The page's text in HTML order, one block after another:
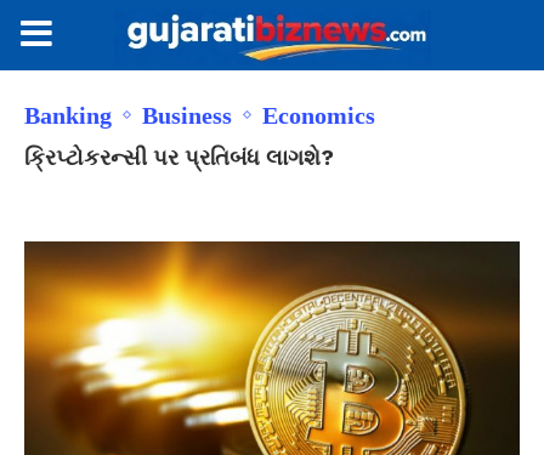
Banking Business Economics
ક્રિપ્ટોકરન્સી પર પ્રતિબંધ લાગશે?